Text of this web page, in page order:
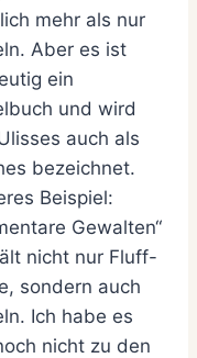
mehr als nur
Aber es ist
ein
und wird
auch als
bezeichnet.
Beispiel:
Gewalten“
nicht nur Fluff-
sondern auch
Ich habe es
nicht zu den